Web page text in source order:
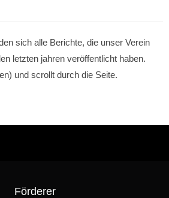
sich alle Berichte, die unser Verein
letzten jahren veröffentlicht haben.
und scrollt durch die Seite.
Förderer